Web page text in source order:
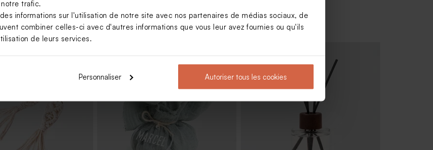
trafic.
informations sur l'utilisation de notre site avec nos partenaires de médias sociaux, de
combiner celles-ci avec d'autres informations que vous leur avez fournies ou qu'ils
de leurs services.
Personnaliser Autoriser tous les cookies